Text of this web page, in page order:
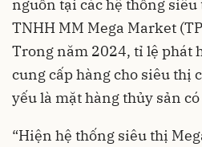
nguồn tại các hệ thống
TNHH MM Mega Market
Trong năm 2024, tỉ lệ phát
cung cấp hàng cho siêu thị
yếu là mặt hàng thủy sản
“Hiện hệ thống siêu thị